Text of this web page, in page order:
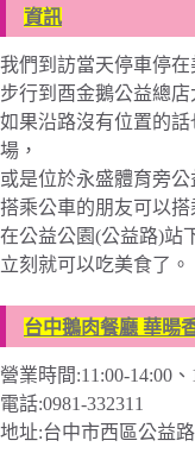
資訊
我們到訪當天停車停在
步行到酉金鵝公益總店
如果沿路沒有位置的
場，
或是位於永盛體育旁公
搭乘公車的朋友可以搭
在公益公園(公益路)站
立刻就可以吃美食了。
台中鵝肉餐廳 華暘
營業時間:11:00-14:00
電話:0981-332311
地址:台中市西區公益